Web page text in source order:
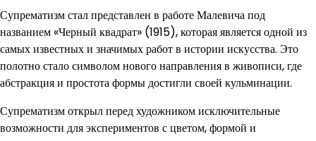
Супрематизм стал представлен в работе Малевича под
названием «Черный квадрат» (1915), которая является одной из
самых известных и значимых работ в истории искусства. Это
полотно стало символом нового направления в живописи, где
абстракция и простота формы достигли своей кульминации.
Супрематизм открыл перед художником исключительные
возможности для экспериментов с цветом, формой и